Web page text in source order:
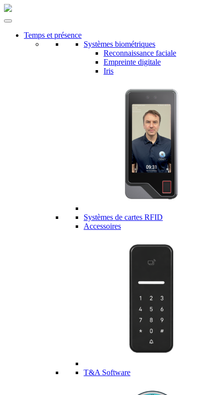
Temps et présence
Systèmes biométriques
Reconnaissance faciale
Empreinte digitale
Iris
Systèmes de cartes RFID
Accessoires
T&A Software